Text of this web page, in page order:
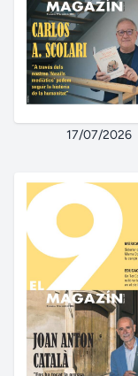
17/07/2026